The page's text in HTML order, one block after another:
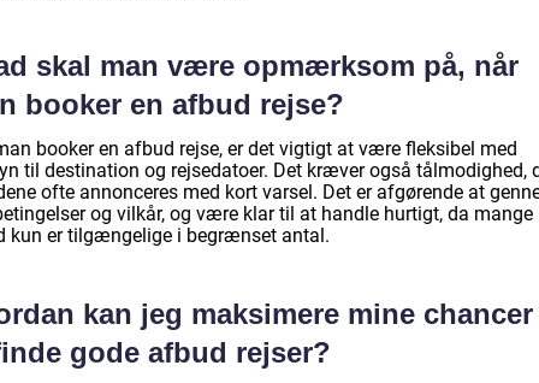
skal man være opmærksom på, når
booker en afbud rejse?
booker en afbud rejse, er det vigtigt at være fleksibel med
til destination og rejsedatoer. Det kræver også tålmodighed,
ofte annonceres med kort varsel. Det er afgørende at
og vilkår, og være klar til at handle hurtigt, da mange
kun er tilgængelige i begrænset antal.
kan jeg maksimere mine
gode afbud rejser?